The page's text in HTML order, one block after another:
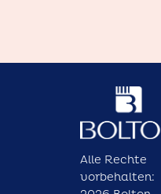
Alle Rechte
vorbehalten: